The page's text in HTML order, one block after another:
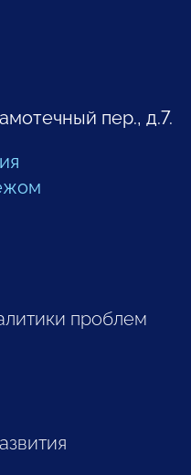
пер., д.7.
проблем